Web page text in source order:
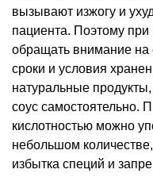
вызывают изжогу и
пациента. Поэтому
обращать внимание на
сроки и условия
натуральные
соус самостоятельно.
кислотностью можно
небольшом
избытка специй и